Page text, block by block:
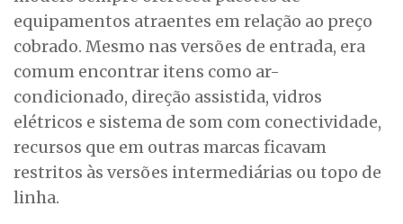
equipamentos atraentes em relação ao preço
cobrado. Mesmo nas versões de entrada, era
comum encontrar itens como ar-
condicionado, direção assistida, vidros
elétricos e sistema de som com conectividade,
recursos que em outras marcas ficavam
restritos às versões intermediárias ou topo de
linha.